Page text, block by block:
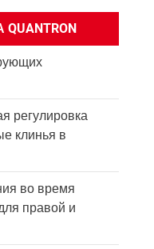
регулировка
клинья в
во время
правой и